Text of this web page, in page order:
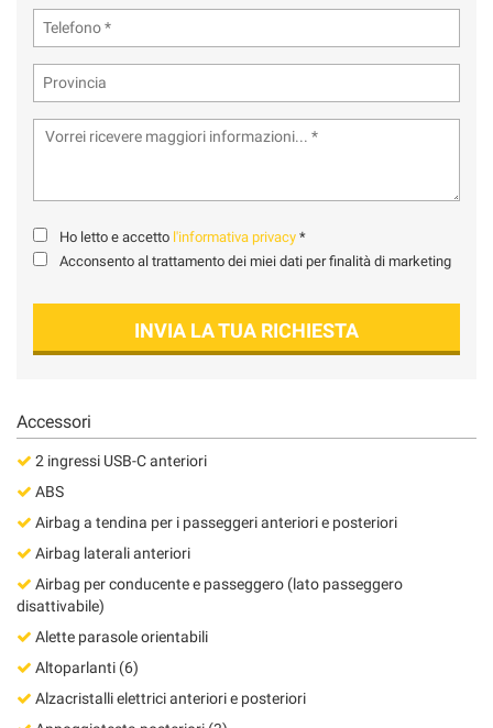
Ho letto e accetto l'informativa privacy *
Acconsento al trattamento dei miei dati per finalità di marketing
INVIA LA TUA RICHIESTA
Accessori
2 ingressi USB-C anteriori
ABS
Airbag a tendina per i passeggeri anteriori e posteriori
Airbag laterali anteriori
Airbag per conducente e passeggero (lato passeggero
disattivabile)
Alette parasole orientabili
Altoparlanti (6)
Alzacristalli elettrici anteriori e posteriori
Cookie necessari
Cookie di marketing
Salva
impostazioni